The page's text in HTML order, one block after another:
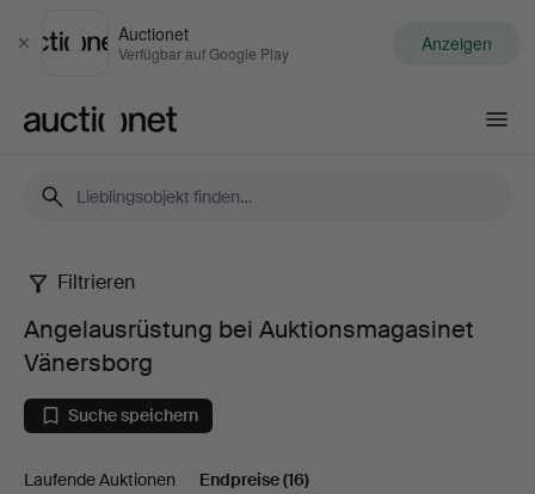
Schließen
Auctionet
Verfügbar auf Google Play Anzeigen
Angelausrüstung
bei
Auktionsmagasinet
Vänersborg
Filtrieren
Angelausrüstung bei Auktionsmagasinet
Vänersborg
Suche speichern
Laufende Auktionen Endpreise(16)